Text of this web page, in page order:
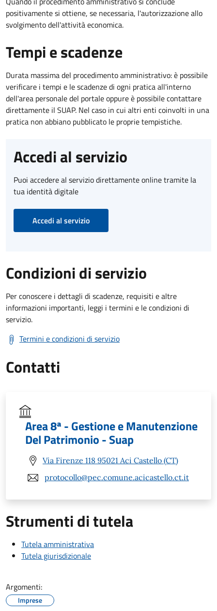
positivamente si ottiene, se necessaria, l'autorizzazione allo
svolgimento dell'attività economica.
Tempi e scadenze
Durata massima del procedimento amministrativo: è possibile
verificare i tempi e le scadenze di ogni pratica all'interno
dell'area personale del portale oppure è possibile contattare
direttamente il SUAP. Nel caso in cui altri enti coinvolti in una
pratica non abbiano pubblicato le proprie tempistiche.
Accedi al servizio
Puoi accedere al servizio direttamente online tramite la
tua identità digitale
Accedi al servizio
Condizioni di servizio
Per conoscere i dettagli di scadenze, requisiti e altre
informazioni importanti, leggi i termini e le condizioni di
servizio.
Termini e condizioni di servizio
Contatti
Area 8ª - Gestione e Manutenzione
Del Patrimonio - Suap
Via Firenze 118 95021 Aci Castello (CT)
protocollo@pec.comune.acicastello.ct.it
Strumenti di tutela
Tutela amministrativa
Tutela giurisdizionale
Argomenti:
Imprese